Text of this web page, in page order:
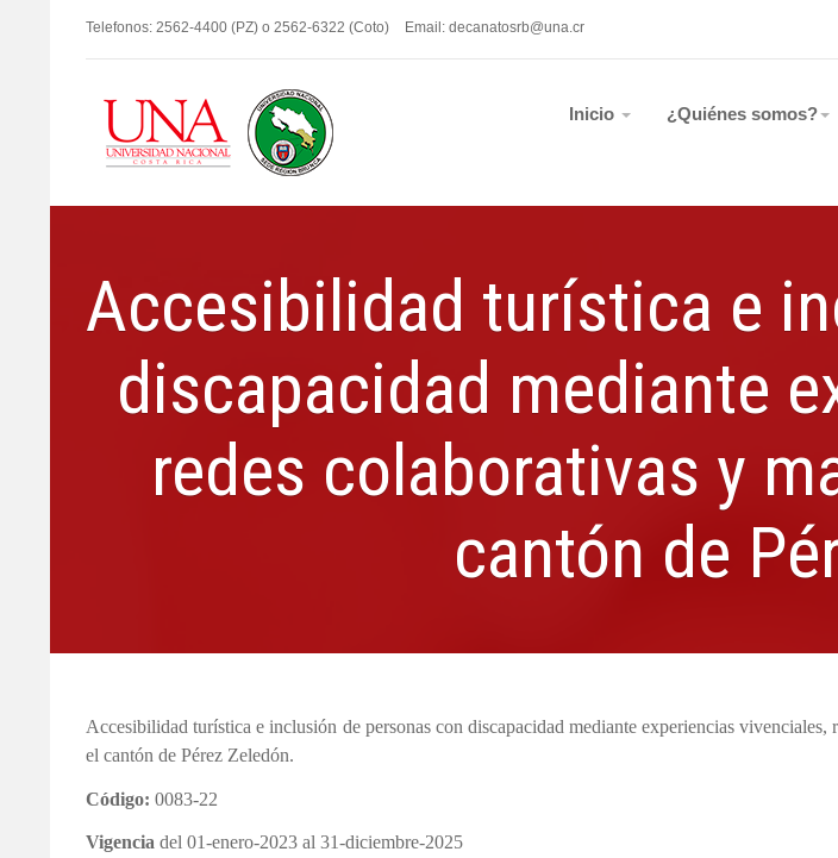
Telefonos: 2562-4400 (PZ) o 2562-6322 (Coto) Email: decanatosrb@una.cr
Inicio ¿Quiénes somos?
Accesibilidad turística e
discapacidad mediante
redes colaborativas y
cantón de
Accesibilidad turística e inclusión de personas con discapacidad mediante experiencias vivenciales,
el cantón de Pérez Zeledón.
Código: 0083-22
Vigencia del 01-enero-2023 al 31-diciembre-2025